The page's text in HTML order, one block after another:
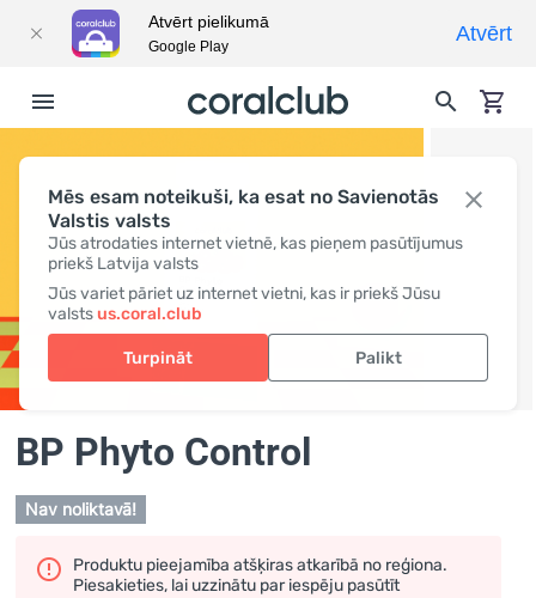
Mēs esam noteikuši, ka esat no Savienotās
Valstis valsts
Jūs atrodaties internet vietnē, kas pieņem pasūtījumus
priekš Latvija valsts
Jūs variet pāriet uz internet vietni, kas ir priekš Jūsu
valstsus.coral.club
Turpināt Palikt
BP Phyto Control
Nav noliktavā!
Produktu pieejamība atšķiras atkarībā no reģiona.
Piesakieties, lai uzzinātu par iespēju pasūtīt
Atvērt pielikumā
Google Play
Atvērt